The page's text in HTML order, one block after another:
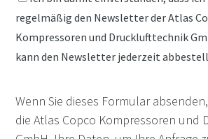
regelmäßig den Newsletter der Atlas
Kompressoren und Drucklufttechnik
kann den Newsletter jederzeit
Wenn Sie dieses Formular
die Atlas Copco Kompressoren und